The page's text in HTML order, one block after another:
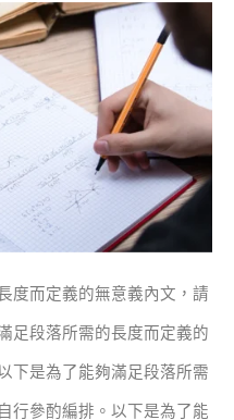
度而定義的無意義內文，請
足段落所需的長度而定義的
下是為了能夠滿足段落所需
行參酌編排。以下是為了能